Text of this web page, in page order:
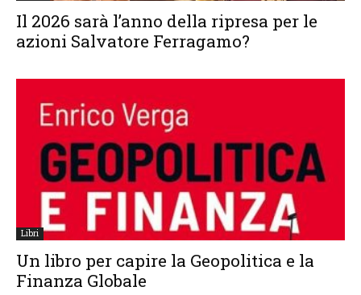
Il 2026 sarà l’anno della ripresa per le
azioni Salvatore Ferragamo?
Libri
Un libro per capire la Geopolitica e la
Finanza Globale